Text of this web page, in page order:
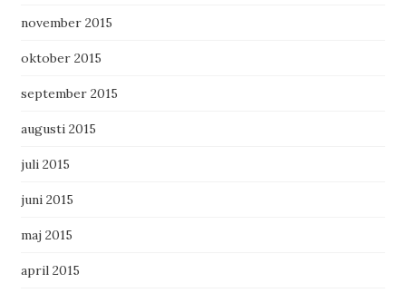
november 2015
oktober 2015
september 2015
augusti 2015
juli 2015
juni 2015
maj 2015
april 2015